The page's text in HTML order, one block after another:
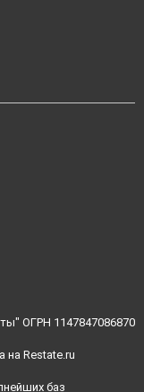
ОГРН 1147847086870
на Restate.ru
баз